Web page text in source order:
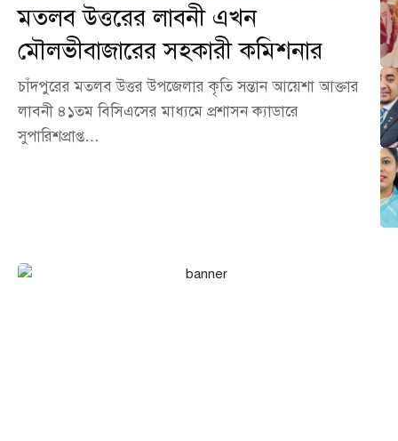
মতলব উত্তরের লাবনী এখন
মৌলভীবাজারের সহকারী কমিশনার
চাঁদপুরের মতলব উত্তর উপজেলার কৃতি সন্তান আয়েশা আক্তার
লাবনী ৪১তম বিসিএসের মাধ্যমে প্রশাসন ক্যাডারে
সুপারিশপ্রাপ্ত…